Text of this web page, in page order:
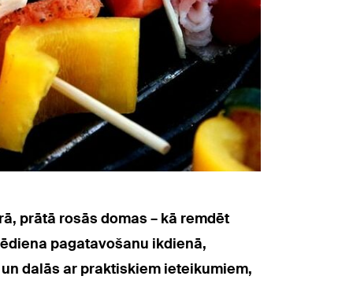
prātā rosās domas – kā remdēt
pagatavošanu ikdienā,
dalās ar praktiskiem ieteikumiem,